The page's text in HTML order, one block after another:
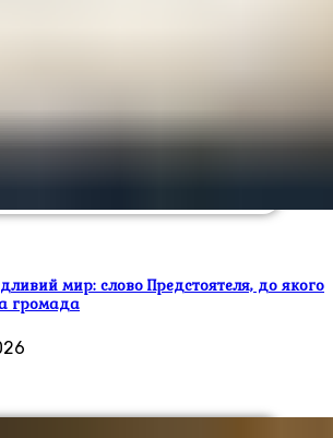
мир: слово Предстоятеля, до якого
громада